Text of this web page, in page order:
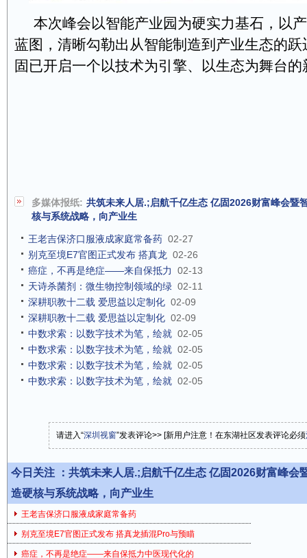
本次峰会以智能产业园为硬实力基石，以
蓝图，清晰勾勒出从智能制造到产业生态的
固已开启一个以技术为引擎、以生态为舞台
多媒体报纸: 共筑未来人居.;启航千亿生态 亿固2026财富峰会暨
核与系统战略，向产业生
王老吉保济口服液成家庭常备药 02-27
别克至境E7官图正式发布 搭真龙 02-26
癌症，不再是绝症——来自保抵力
02-13
天诗杀菌剂：微生物控制领域的绿 02-11
深耕职教十二载 爱思益以定制化 02-09
深耕职教十二载 爱思益以定制化 02-09
中数求索：以数字技术为笔，绘就 02-05
中数求索：以数字技术为笔，绘就 02-05
中数求索：以数字技术为笔，绘就 02-05
中数求索：以数字技术为笔，绘就 02-05
请进入“深圳视窗”发表评论>> [新用户注意！在东湖社区发表评论必须
今日关注 ： 共筑未来人居.;启航千亿生态 亿固2026财富峰会
造硬核与系统战略，向产业生
王老吉保济口服液成家庭常备药
别克至境E7官图正式发布 搭真龙插混Pro与预瞄
癌症，不再是绝症——来自保抵力中医现代化的